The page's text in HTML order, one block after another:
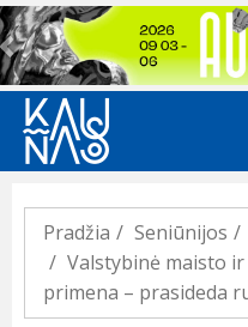
Previous
Pradžia Seniūnijos
Valstybinė maisto
primena – prasideda